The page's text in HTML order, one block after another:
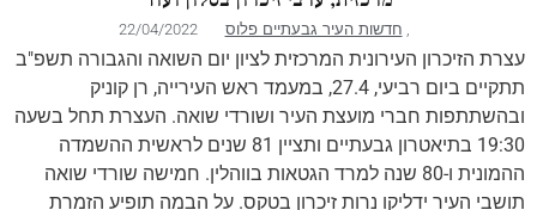
חדשות העיר גבעתיים פלוס 22/04/2022
עצרת הזיכרון העירונית המרכזית לציון יום השואה והגבורה תשפ"ב
תתקיים ביום רביעי, 27.4, במעמד ראש העירייה, רן קוניק
ובהשתתפות חברי מועצת העיר ושורדי שואה. העצרת תחל בשעה
19:30 בתיאטרון גבעתיים ותציין 81 שנים לראשית ההשמדה
ההמונית ו-80 שנה למרד הגטאות בווהלין. חמישה שורדי שואה
תושבי העיר ידליקו נרות זיכרון בטקס. על הבמה תופיע הזמרת